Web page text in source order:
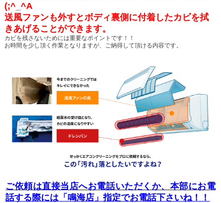
(;^_^A
送風ファンも外すとボディ裏側に付着したカビを拭
きあげることができます。
カビを残さないためには重要なポイントです！！
お時間を少し頂く作業となりますが、ご納得して頂ける内容です。
ご依頼は直接当店へお電話いただくか、本部にお電
話する際には「鳴海店」指定でお電話下さいね！！